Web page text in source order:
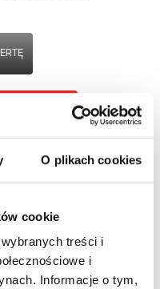
O plikach cookies
cookie
treści i
i
Informacje o tym,
oferty